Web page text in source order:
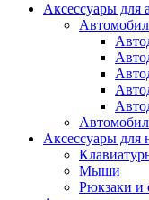
Аксессуары для
Аксессуары для
Мыши
Рюкзаки и